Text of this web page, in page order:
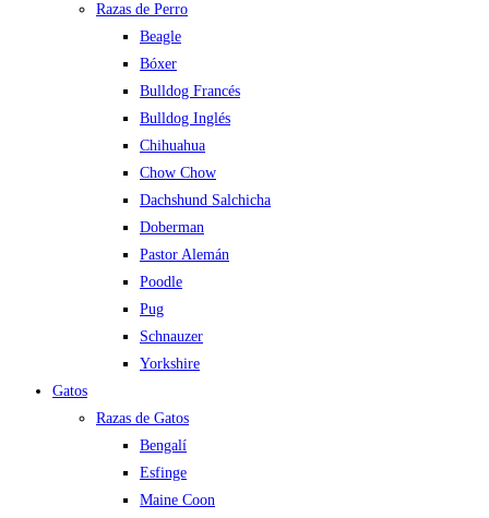
Razas de Perro
Beagle
Bóxer
Bulldog Francés
Bulldog Inglés
Chihuahua
Chow Chow
Dachshund Salchicha
Doberman
Pastor Alemán
Poodle
Pug
Schnauzer
Yorkshire
Gatos
Razas de Gatos
Bengalí
Esfinge
Maine Coon